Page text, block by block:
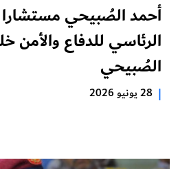
أحمد الصُبيحي
الرئاسي للدفاع والأمن
الصُبيحي
| 28 يونيو 2026